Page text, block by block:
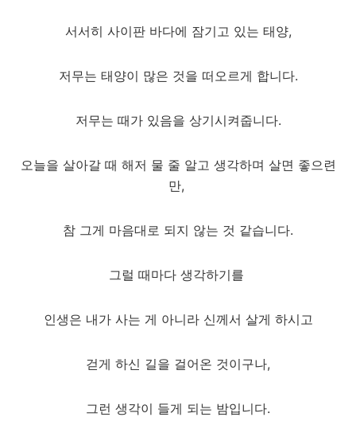
서서히 사이판 바다에 잠기고 있는 태양,
저무는 태양이 많은 것을 떠오르게 합니다.
저무는 때가 있음을 상기시켜줍니다.
오늘을 살아갈 때 해저 물 줄 알고 생각하며 살면 좋으련
만,
참 그게 마음대로 되지 않는 것 같습니다.
그럴 때마다 생각하기를
인생은 내가 사는 게 아니라 신께서 살게 하시고
걷게 하신 길을 걸어온 것이구나,
그런 생각이 들게 되는 밤입니다.